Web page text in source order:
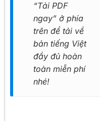
“Tải PDF
ngay” ở phía
trên để tải về
bản tiếng Việt
đầy đủ hoàn
toàn miễn phí
nhé!